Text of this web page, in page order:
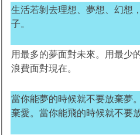
生活若剝去理想、夢想、幻想
子。
用最多的夢面對未來。用最少
浪費面對現在。
當你能夢的時候就不要放棄夢
棄愛。當你能飛的時候就不要